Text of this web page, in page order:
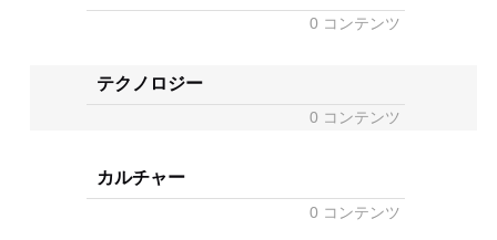
0 コンテンツ
テクノロジー
0 コンテンツ
カルチャー
0 コンテンツ